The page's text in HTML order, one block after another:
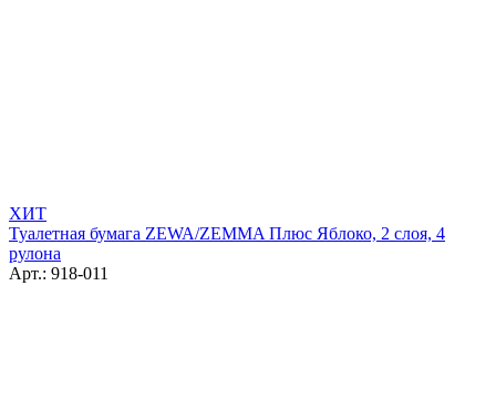
ХИТ
Туалетная бумага ZEWA/ZEMMA Плюс Яблоко, 2 слоя, 4
рулона
Арт.: 918-011